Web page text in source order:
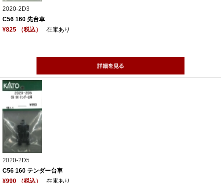
2020-2D3
C56 160 先台車
¥825 （税込）
在庫あり
2020-2D5
C56 160 テンダー台車
¥990 （税込）
在庫あり